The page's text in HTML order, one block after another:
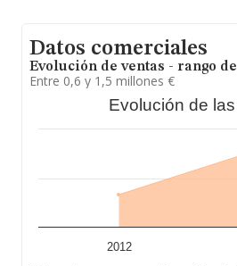
Datos comerciales
Evolución de ventas - rango
Entre 0,6 y 1,5 millones €
Evolución de
2012